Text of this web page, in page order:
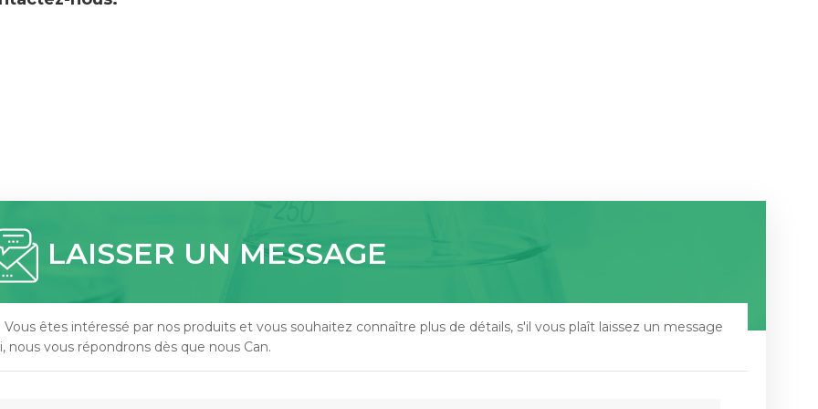
LAISSER UN MESSAGE
Vous êtes intéressé par nos produits et vous souhaitez connaître plus de détails, s'il vous plaît laissez un message
nous vous répondrons dès que nous Can.